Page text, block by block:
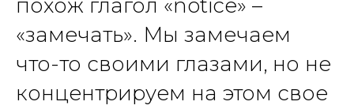
похож глагол «notice» –
«замечать». Мы замечаем
что-то своими глазами, но не
концентрируем на этом свое